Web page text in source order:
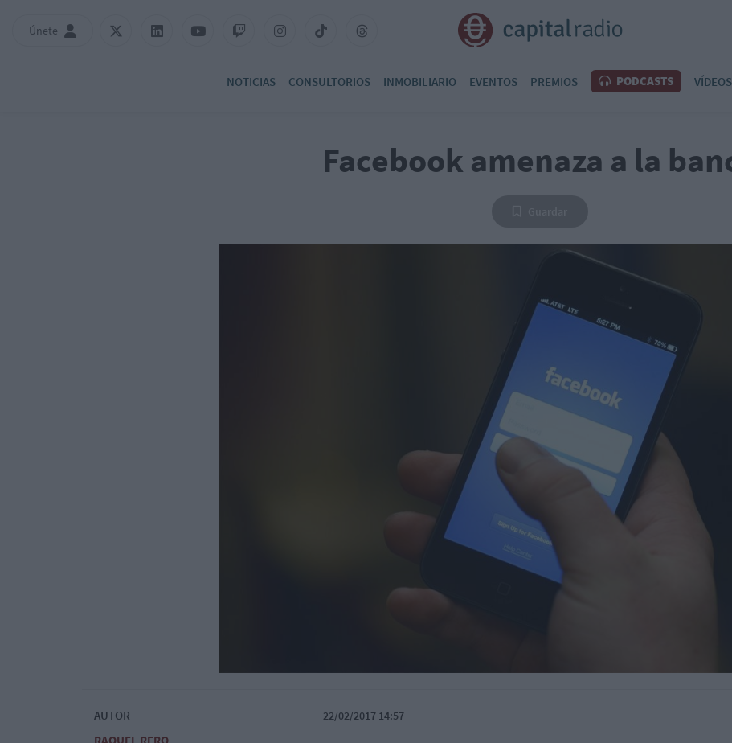
Únete
NOTICIAS CONSULTORIOS INMOBILIARIO EVENTOS PREMIOS PODCASTS VÍDEOS
Facebook amenaza a la
AUTOR
RAQUEL RERO
22/02/2017 14:57